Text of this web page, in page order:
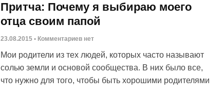
Притча: Почему я выбираю моего
отца своим папой
23.08.2015 Комментариев нет
Мои родители из тех людей, которых часто называют
солью земли и основой сообщества. В них было все,
что нужно для того, чтобы быть хорошими родителями